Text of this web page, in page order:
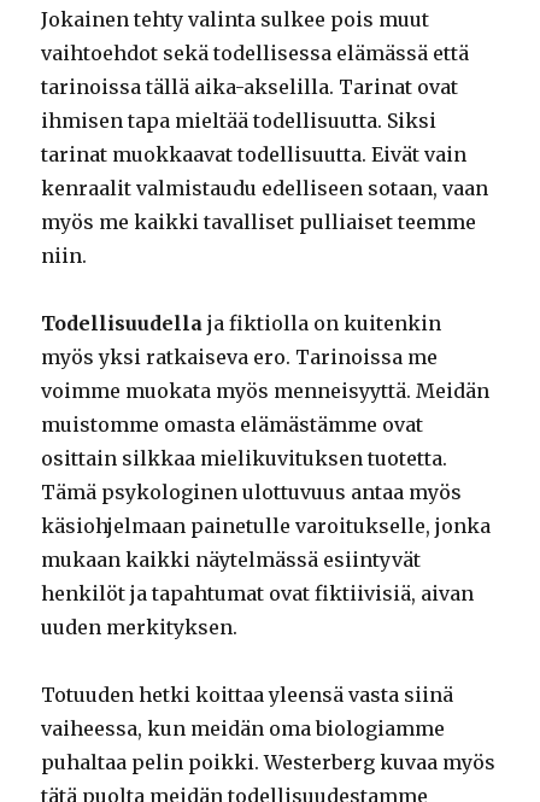
Jokainen tehty valinta sulkee pois muut
vaihtoehdot sekä todellisessa elämässä että
tarinoissa tällä aika-akselilla. Tarinat ovat
ihmisen tapa mieltää todellisuutta. Siksi
tarinat muokkaavat todellisuutta. Eivät vain
kenraalit valmistaudu edelliseen sotaan, vaan
myös me kaikki tavalliset pulliaiset teemme
niin.
Todellisuudella ja fiktiolla on kuitenkin
myös yksi ratkaiseva ero. Tarinoissa me
voimme muokata myös menneisyyttä. Meidän
muistomme omasta elämästämme ovat
osittain silkkaa mielikuvituksen tuotetta.
Tämä psykologinen ulottuvuus antaa myös
käsiohjelmaan painetulle varoitukselle, jonka
mukaan kaikki näytelmässä esiintyvät
henkilöt ja tapahtumat ovat fiktiivisiä, aivan
uuden merkityksen.
Totuuden hetki koittaa yleensä vasta siinä
vaiheessa, kun meidän oma biologiamme
puhaltaa pelin poikki. Westerberg kuvaa myös
tätä puolta meidän todellisuudestamme